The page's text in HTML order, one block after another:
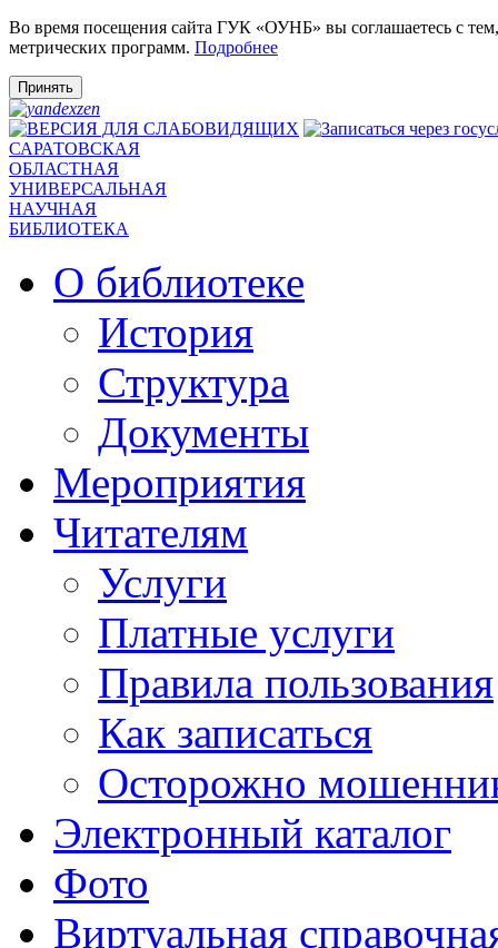
Во время посещения сайта ГУК «ОУНБ» вы соглашаетесь с
метрических программ. Подробнее
Принять
САРАТОВСКАЯ
ОБЛАСТНАЯ
УНИВЕРСАЛЬНАЯ
НАУЧНАЯ
БИБЛИОТЕКА
О библиотеке
История
Структура
Документы
Мероприятия
Читателям
Услуги
Платные услуги
Правила пользования
Как записаться
Осторожно
Электронный каталог
Фото
Виртуальная